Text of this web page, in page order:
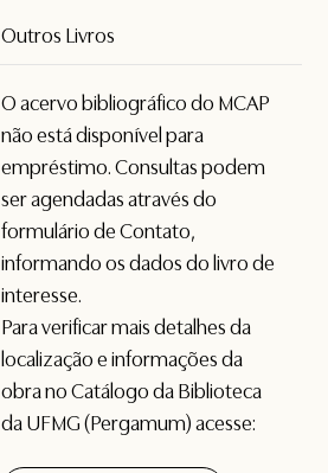
Outros Livros
O acervo bibliográfico do MCAP
não está disponível para
empréstimo. Consultas podem
ser agendadas através do
formulário deContato,
informando os dados do livro de
interesse.
Para verificar mais detalhes da
localização e informações da
obra no Catálogo da Biblioteca
da UFMG (Pergamum) acesse: